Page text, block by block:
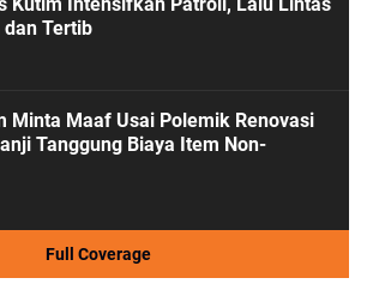
Kutim Intensifkan Patroli, Lalu Lintas
Tertib
Minta Maaf Usai Polemik Renovasi
Tanggung Biaya Item Non-
Full Coverage